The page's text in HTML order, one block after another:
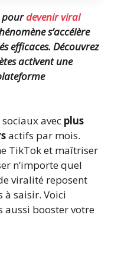
pourdevenir viral
s’accélère
efficaces. Découvrez
activent une
avec plus
actifs par mois.
TikTok et maîtriser
n’importe quel
viralité reposent
à saisir. Voici
aussi booster votre